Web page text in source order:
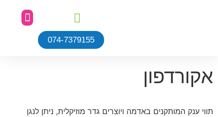
074-7379155
ענק המותקנים באדמה ויוצרים גדר מוזיקלית, ניתן לנגן